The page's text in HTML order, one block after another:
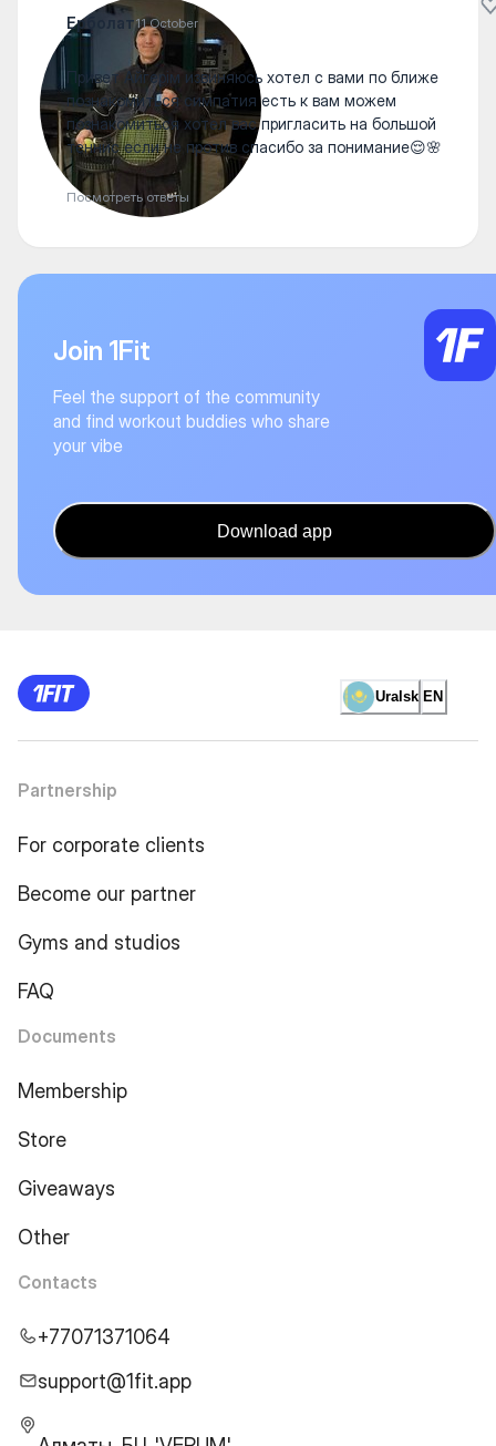
Ерболат11 October
Привет Айгерім извиняюсь хотел с вами по ближе
познакомиться симпатия есть к вам можем
познакомиться хотел вас пригласить на большой
теннис если не против спасибо за понимание😌🌸
Посмотреть ответы
Join 1Fit
Feel the support of the community
and find workout buddies who share
your vibe
Download app
Uralsk EN
Partnership
For corporate clients
Become our partner
Gyms and studios
FAQ
Documents
Membership
Store
Giveaways
Other
Contacts
+77071371064
support@1fit.app